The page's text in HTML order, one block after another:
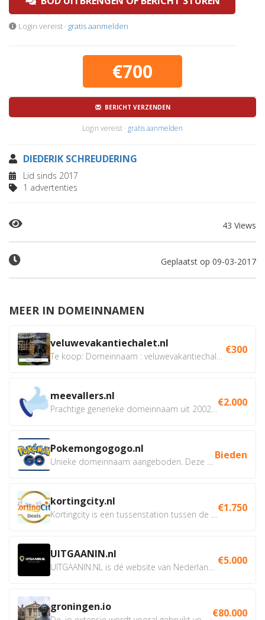
Login vereist · gratis aanmelden
€700
BERICHT VERZENDEN
Login vereist · gratis aanmelden
DIEDERIK SCHREUDERING
Lid sinds 2017
1 advertenties
43 Views
Geplaatst op 09-03-2017
MEER IN DOMEINNAMEN
veluwevakantiechalet.nl €300
meevallers.nl €2.000
Pokemongogogo.nl Bieden
kortingcity.nl €1.750
UITGAANIN.nl €5.000
groningen.io €80.000